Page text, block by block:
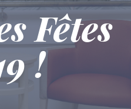
Fêtes
!